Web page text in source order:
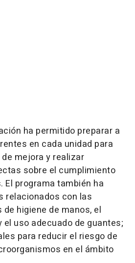
ha permitido preparar a
en cada unidad para
mejora y realizar
sobre el cumplimiento
programa también ha
relacionados con las
higiene de manos, el
el uso adecuado de guantes;
para reducir el riesgo de
en el ámbito